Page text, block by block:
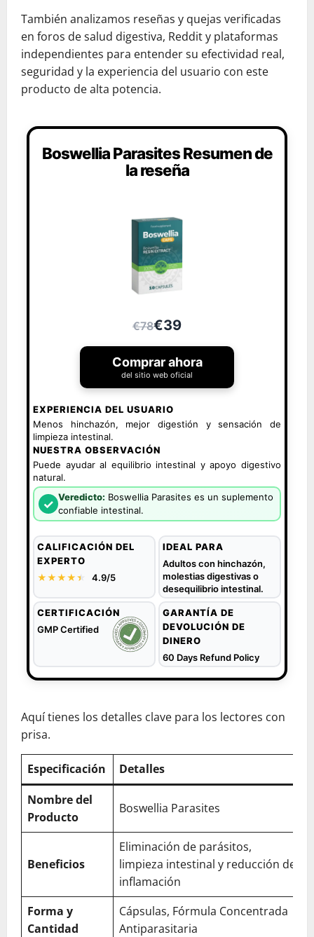
También analizamos reseñas y quejas verificadas
en foros de salud digestiva, Reddit y plataformas
independientes para entender su efectividad real,
seguridad y la experiencia del usuario con este
producto de alta potencia.
Boswellia Parasites Resumen de
la reseña
€78€39
Comprar ahora
del sitio web oficial
EXPERIENCIA DEL USUARIO
Menos hinchazón, mejor digestión y sensación de
limpieza intestinal.
NUESTRA OBSERVACIÓN
Puede ayudar al equilibrio intestinal y apoyo digestivo
natural.
✓ Veredicto: Boswellia Parasites es un suplemento
confiable intestinal.
CALIFICACIÓN DEL
EXPERTO
★★★★★
★ 4.9/5
IDEAL PARA
Adultos con hinchazón,
molestias digestivas o
desequilibrio intestinal.
CERTIFICACIÓN
GMP Certified
GARANTÍA DE
DEVOLUCIÓN DE
DINERO
60 Days Refund Policy
Aquí tienes los detalles clave para los lectores con
prisa.
Especificación
Detalles
Nombre del
Producto
Boswellia Parasites
Beneficios
Eliminación de parásitos,
limpieza intestinal y reducción de
inflamación
Forma y
Cantidad
Cápsulas, Fórmula Concentrada
Antiparasitaria